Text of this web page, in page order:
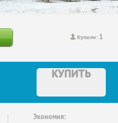
Купили: 1
КУПИТЬ
Экономия: